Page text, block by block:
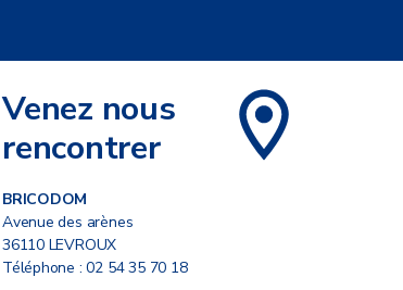
Venez nous
rencontrer
BRICODOM
Avenue des arènes
36110 LEVROUX
Téléphone :02 54 35 70 18